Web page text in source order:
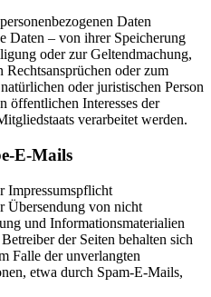
Daten
Daten – von ihrer Speicherung
oder zur Geltendmachung,
oder zum
oder juristischen Person
öffentlichen Interesses der
verarbeitet werden.
E-Mails
Impressumspflicht
Übersendung von nicht
und Informationsmaterialien
der Seiten behalten sich
Falle der unverlangten
etwa durch Spam-E-Mails,